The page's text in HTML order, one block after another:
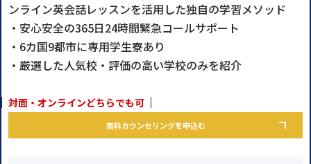
ンライン英会話レッスンを活用した独自の学習メソッド
・安心安全の365日24時間緊急コールサポート
・6カ国9都市に専用学生寮あり
・厳選した人気校・評価の高い学校のみを紹介
対面・オンラインどちらでも可
無料カウンセリングを申込む